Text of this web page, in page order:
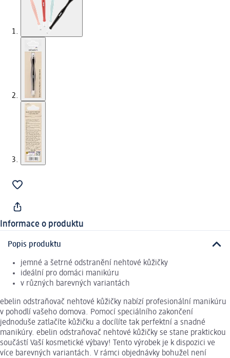
Informace o produktu
Popis produktu
jemné a šetrné odstranění nehtové kůžičky
ideální pro domáci manikúru
v různých barevných variantách
ebelin odstraňovač nehtové kůžičky nabízí profesionální manikúru
v pohodlí vašeho domova. Pomocí speciálního zakončení
jednoduše zatlačíte kůžičku a docílíte tak perfektní a snadné
manikúry. ebelin odstraňovač nehtové kůžičky se stane praktickou
součástí Vaší kosmetické výbavy! Tento výrobek je k dispozici ve
více barevných variantách. V rámci objednávky bohužel není